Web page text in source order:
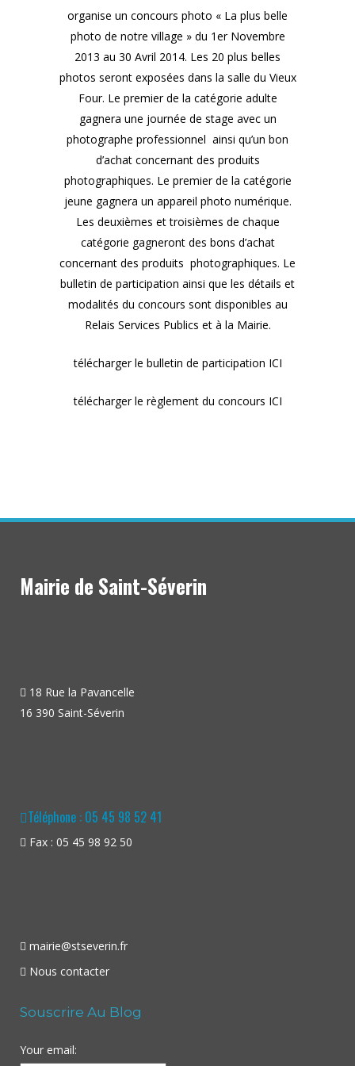
organise un concours photo « La plus belle
photo de notre village » du 1er Novembre
2013 au 30 Avril 2014. Les 20 plus belles
photos seront exposées dans la salle du Vieux
Four. Le premier de la catégorie adulte
gagnera une journée de stage avec un
photographe professionnel ainsi qu’un bon
d’achat concernant des produits
photographiques. Le premier de la catégorie
jeune gagnera un appareil photo numérique.
Les deuxièmes et troisièmes de chaque
catégorie gagneront des bons d’achat
concernant des produits photographiques. Le
bulletin de participation ainsi que les détails et
modalités du concours sont disponibles au
Relais Services Publics et à la Mairie.
télécharger le bulletin de participation ICI
télécharger le règlement du concours ICI
Mairie de Saint-Séverin
18 Rue la Pavancelle
16 390 Saint-Séverin
Téléphone : 05 45 98 52 41
Fax : 05 45 98 92 50
mairie@stseverin.fr
Nous contacter
Souscrire Au Blog
Your email: